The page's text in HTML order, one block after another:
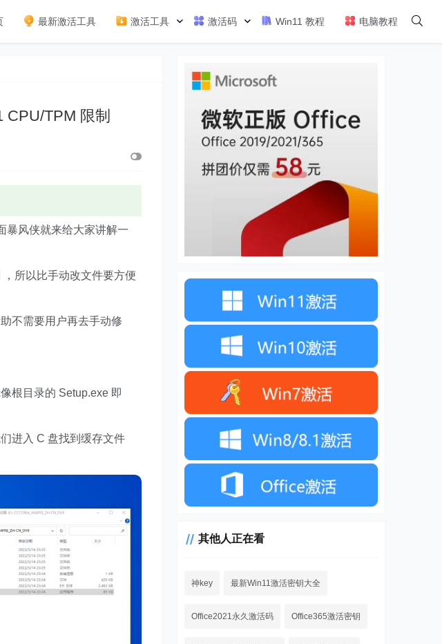
最新激活工具 激活工具 激活码 Win11 教程 电脑教程
TPM 限制
暴风侠就来给大家讲解一
所以比手动改文件要方便
不需要用户再去手动修
根目录的 Setup.exe 即
进入 C 盘找到缓存文件
其他人正在看
神key 最新Win11激活密钥大全
Office2021永久激活码 Office365激活密钥